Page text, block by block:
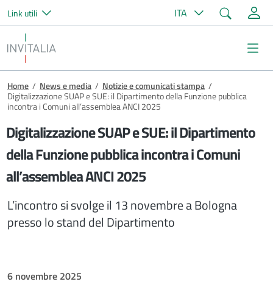
Salta al contenuto principale
Link utili ITA Cerca
Invitalia
Briciole di pane
Home / News e media / Notizie e comunicati stampa /
Digitalizzazione SUAP e SUE: il Dipartimento della Funzione pubblica
incontra i Comuni all’assemblea ANCI 2025
Digitalizzazione SUAP e SUE: il Dipartimento
della Funzione pubblica incontra i Comuni
all’assemblea ANCI 2025
L’incontro si svolge il 13 novembre a Bologna
presso lo stand del Dipartimento
6 novembre 2025